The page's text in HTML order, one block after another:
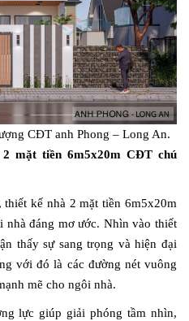
CĐT anh Phong – Long An.
mặt tiền 6m5x20m CĐT chú
kế nhà 2 mặt tiền 6m5x20m
nhà đáng mơ ước. Nhìn vào thiết
thấy sự sang trọng và hiện đại
với đó là các đường nét vuông
mẽ cho ngôi nhà.
lực giúp giải phóng tầm nhìn,